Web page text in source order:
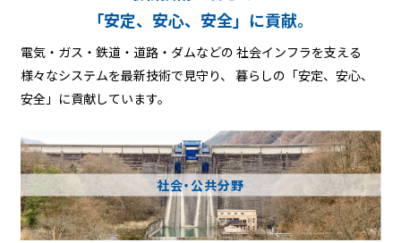
「安定、安心、安全」に貢献。
電気・ガス・鉄道・道路・ダムなどの 社会インフラを支える
様々なシステムを最新技術で見守り、 暮らしの「安定、安心、
安全」に貢献しています。
社会・公共分野